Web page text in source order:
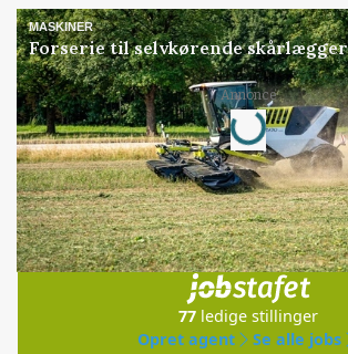
MASKINER
Forserie til selvkørende
Annonce
Loading...
Jobs
i samarbejde med
77 ledige stillinger
Opret agent
Se alle jobs